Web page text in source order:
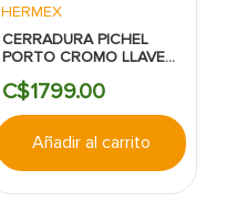
HERMEX
CERRADURA PICHEL
PORTO CROMO LLAVE-
C$1799.00
Añadir al carrito